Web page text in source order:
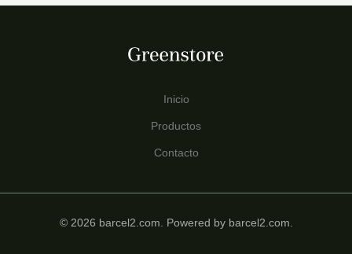
Inicio
Productos
Contacto
© 2026 barcel2.com. Powered by barcel2.com.